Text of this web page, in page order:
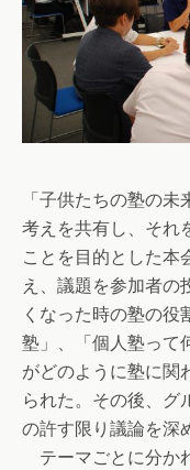
「子供たちの塾の
考えを共有し、それ
ことを目的とした本
え、議題を参加者の
くなった時の塾の役
塾」、「個人塾って
がどのように塾に関
られた。その後、グ
の許す限り議論を深
テーマごとに分か